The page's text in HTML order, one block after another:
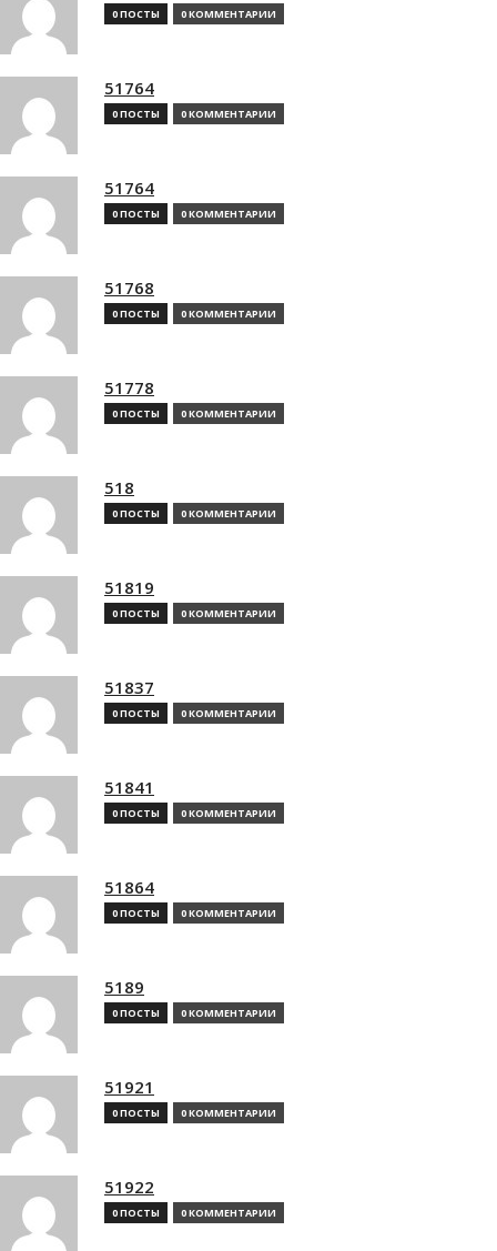
0 ПОСТЫ 0 КОММЕНТАРИИ
51764
0 ПОСТЫ 0 КОММЕНТАРИИ
51764
0 ПОСТЫ 0 КОММЕНТАРИИ
51768
0 ПОСТЫ 0 КОММЕНТАРИИ
51778
0 ПОСТЫ 0 КОММЕНТАРИИ
518
0 ПОСТЫ 0 КОММЕНТАРИИ
51819
0 ПОСТЫ 0 КОММЕНТАРИИ
51837
0 ПОСТЫ 0 КОММЕНТАРИИ
51841
0 ПОСТЫ 0 КОММЕНТАРИИ
51864
0 ПОСТЫ 0 КОММЕНТАРИИ
5189
0 ПОСТЫ 0 КОММЕНТАРИИ
51921
0 ПОСТЫ 0 КОММЕНТАРИИ
51922
0 ПОСТЫ 0 КОММЕНТАРИИ